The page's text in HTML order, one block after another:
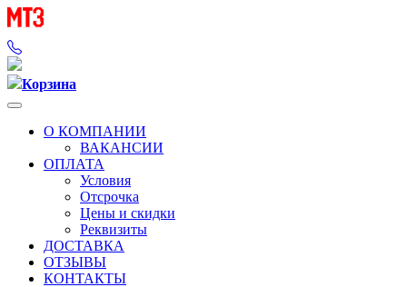
Корзина
О КОМПАНИИ
ВАКАНСИИ
ОПЛАТА
Условия
Отсрочка
Цены и скидки
Реквизиты
ДОСТАВКА
ОТЗЫВЫ
КОНТАКТЫ